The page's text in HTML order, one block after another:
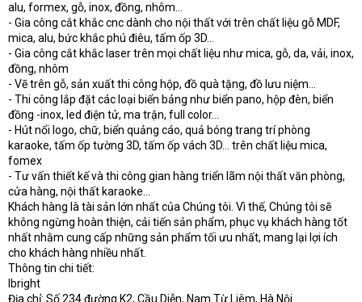
alu, formex, gỗ, inox, đồng, nhôm…
- Gia công cắt khắc cnc dành cho nội thất với trên chất liệu gỗ MDF,
mica, alu, bức khắc phú điêu, tấm ốp 3D…
- Gia công cắt khắc laser trên mọi chất liệu như mica, gỗ, da, vải, inox,
đồng, nhôm
- Vẽ trên gỗ, sản xuất thi công hộp, đồ quà tặng, đồ lưu niệm…
- Thi công lắp đặt các loại biển bảng như biển pano, hộp đèn, biển
đồng -inox, led điện tử, ma trận, full color…
- Hút nổi logo, chữ, biển quảng cáo, quả bóng trang trí phòng
karaoke, tấm ốp tường 3D, tấm ốp vách 3D… trên chất liệu mica,
fomex
- Tư vấn thiết kế và thi công gian hàng triển lãm nội thất văn phòng,
cửa hàng, nội thất karaoke…
Khách hàng là tài sản lớn nhất của Chúng tôi. Vì thế, Chúng tôi sẽ
không ngừng hoàn thiện, cải tiến sản phẩm, phục vụ khách hàng tốt
nhất nhằm cung cấp những sản phẩm tối ưu nhất, mang lại lợi ích
cho khách hàng nhiều nhất.
Thông tin chi tiết:
Ibright
Địa chỉ: Số 234 đường K2, Cầu Diễn, Nam Từ Liêm, Hà Nội